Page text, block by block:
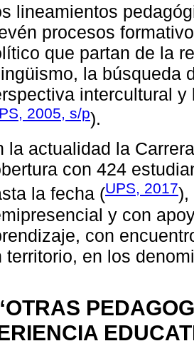
lineamientos
procesos
que partan de la
la búsqueda
intercultural
2005, s/p).
la actualidad la
con 424
la fecha (UPS, 2017),
y con
con
territorio, en los